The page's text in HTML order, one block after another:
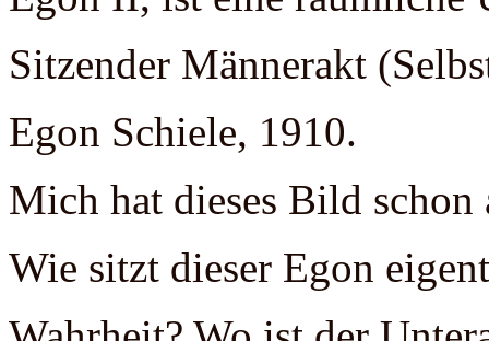
Sitzender Männerakt
Egon Schiele, 1910.
Mich hat dieses Bild
Wie sitzt dieser Egon